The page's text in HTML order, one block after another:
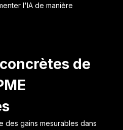
l'IA de manière
de
des gains mesurables dans